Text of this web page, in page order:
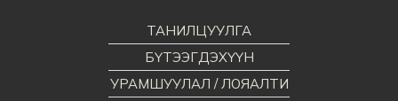
ТАНИЛЦУУЛГА
БҮТЭЭГДЭХҮҮН
УРАМШУУЛАЛ / ЛОЯАЛТИ